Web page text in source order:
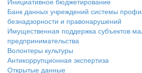
Банк данных учреждений системы
безнадзорности и правонарушений
Имущественная поддержка субъектов
предпринимательства
Волонтеры культуры
Антикоррупционная экспертиза
Открытые данные